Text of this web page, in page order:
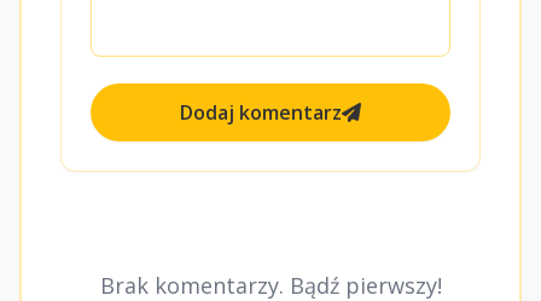
Dodaj komentarz
Brak komentarzy. Bądź pierwszy!